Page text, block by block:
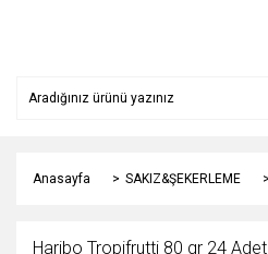
Anasayfa SAKIZ&ŞEKERLEME
Haribo Tropifrutti 80 gr 24 Adet